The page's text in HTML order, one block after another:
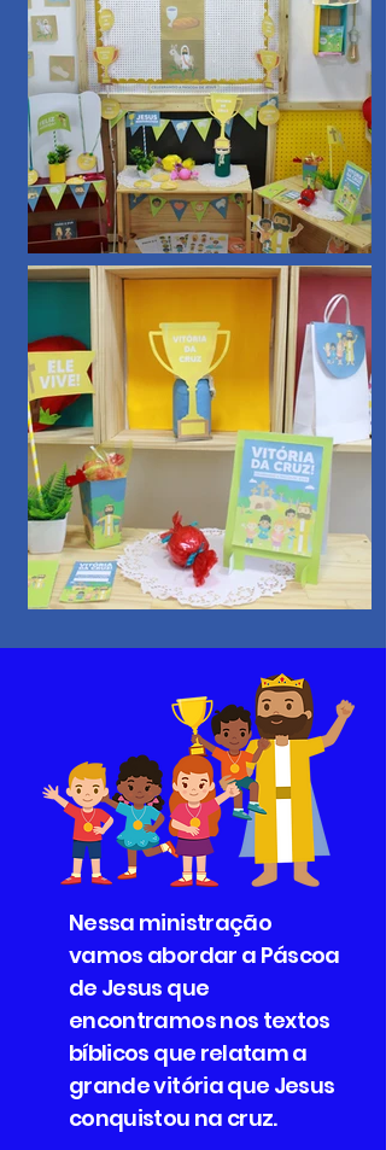
Nessa ministração
vamos abordar a Páscoa
de Jesus que
encontramos nos textos
bíblicos que relatam a
grande vitória que Jesus
conquistou na cruz.